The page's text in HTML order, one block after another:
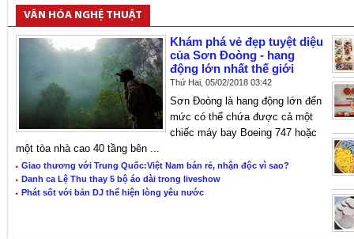
VĂN HÓA NGHỆ THUẬT
Khám phá vẻ đẹp tuyệt diệu
của Sơn Đoòng - hang
động lớn nhất thế giới
Thứ Hai, 05/02/2018 03:42
Sơn Đoòng là hang động lớn đến
mức có thể chứa được cả một
chiếc máy bay Boeing 747 hoặc
một tòa nhà cao 40 tầng bên ...
Giao thương với Trung Quốc:Việt Nam bán rẻ, nhận độc vì sao?
Danh ca Lệ Thu thay 5 bộ áo dài trong liveshow
Phát sốt với bản DJ thể hiện lòng yêu nước